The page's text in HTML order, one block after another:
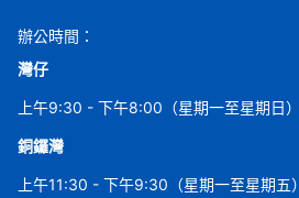
辦公時間：
灣仔
上午9:30 - 下午8:00（星期一至星期日）
銅鑼灣
上午11:30 - 下午9:30（星期一至星期五）